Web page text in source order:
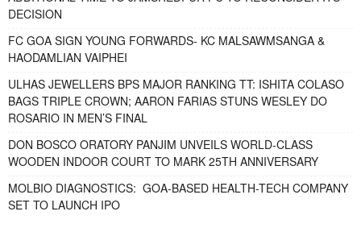
DECISION
FC GOA SIGN YOUNG FORWARDS- KC MALSAWMSANGA &
HAODAMLIAN VAIPHEI
ULHAS JEWELLERS BPS MAJOR RANKING TT: ISHITA COLASO
BAGS TRIPLE CROWN; AARON FARIAS STUNS WESLEY DO
ROSARIO IN MEN’S FINAL
DON BOSCO ORATORY PANJIM UNVEILS WORLD-CLASS
WOODEN INDOOR COURT TO MARK 25TH ANNIVERSARY
MOLBIO DIAGNOSTICS: GOA-BASED HEALTH-TECH COMPANY
SET TO LAUNCH IPO